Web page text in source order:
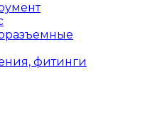
фитинги